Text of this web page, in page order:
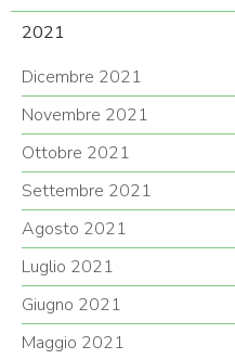
2021
Dicembre 2021
Novembre 2021
Ottobre 2021
Settembre 2021
Agosto 2021
Luglio 2021
Giugno 2021
Maggio 2021